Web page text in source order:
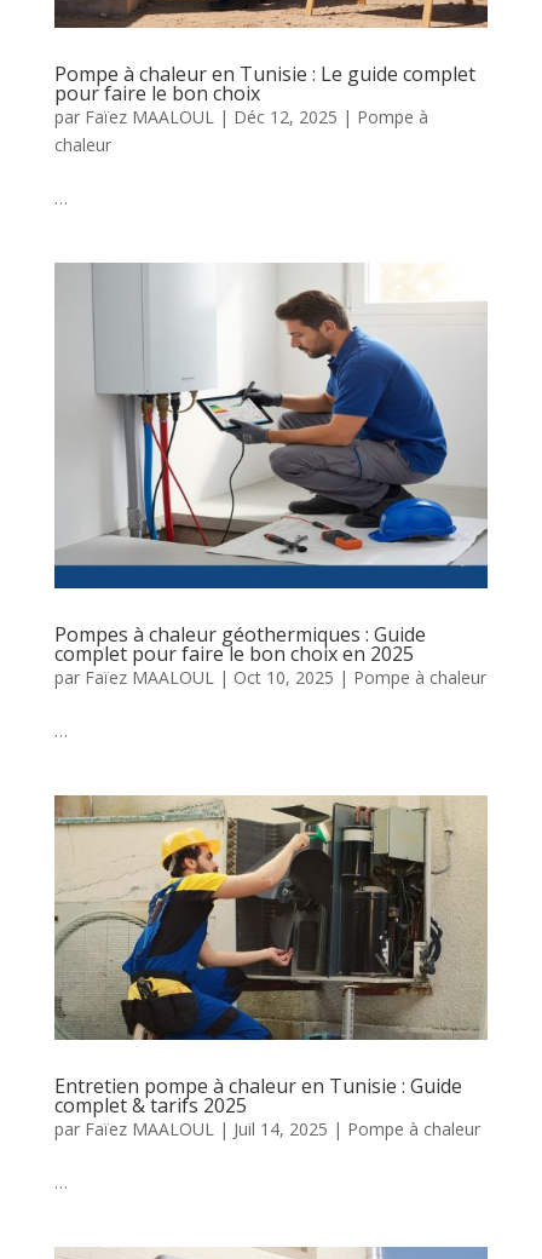
Pompe à chaleur en Tunisie : Le guide complet
pour faire le bon choix
par Faïez MAALOUL| Déc 12, 2025 | Pompe à
chaleur
…
Pompes à chaleur géothermiques : Guide
complet pour faire le bon choix en 2025
par Faïez MAALOUL| Oct 10, 2025 | Pompe à chaleur
…
Entretien pompe à chaleur en Tunisie : Guide
complet & tarifs 2025
par Faïez MAALOUL | Juil 14, 2025 | Pompe à chaleur
…